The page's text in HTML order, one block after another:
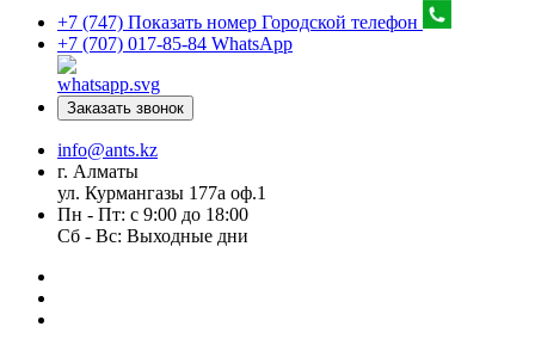
+7 (747) Показать номер Городской телефон
+7 (707) 017-85-84 WhatsApp
Заказать звонок
info@ants.kz
г. Алматы
ул. Курмангазы 177а оф.1
Пн - Пт: с 9:00 до 18:00
Сб - Вс: Выходные дни